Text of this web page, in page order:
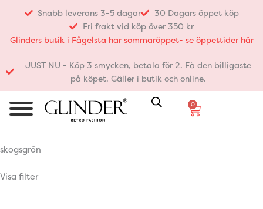
innehåll
Snabb leverans 3-5 dagar
30 Dagars öppet köp
Fri frakt vid köp över 350 kr
Glinders butik i Fågelsta har sommaröppet- se öppettider här
JUST NU - Köp 3 smycken, betala för 2. Få den billigaste
på köpet. Gäller i butik och online.
0
Varukorg
skogsgrön
Visa filter